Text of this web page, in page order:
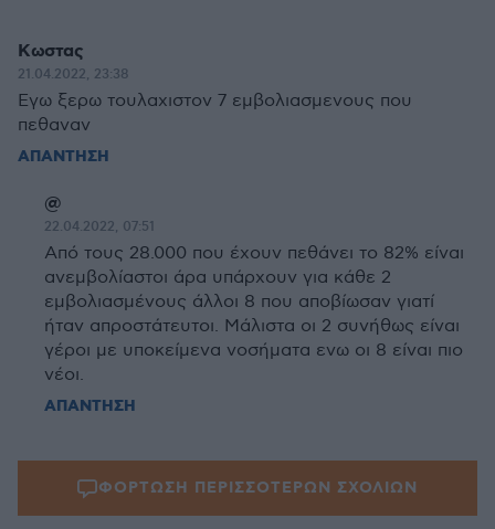
Κωστας
21.04.2022, 23:38
Εγω ξερω τουλαχιστον 7 εμβολιασμενους που
πεθαναν
ΑΠΑΝΤΗΣΗ
@
22.04.2022, 07:51
Από τους 28.000 που έχουν πεθάνει το 82% είναι
ανεμβολίαστοι άρα υπάρχουν για κάθε 2
εμβολιασμένους άλλοι 8 που αποβίωσαν γιατί
ήταν απροστάτευτοι. Μάλιστα οι 2 συνήθως είναι
γέροι με υποκείμενα νοσήματα ενω οι 8 είναι πιο
νέοι.
ΑΠΑΝΤΗΣΗ
ΦΟΡΤΩΣΗ ΠΕΡΙΣΣΟΤΕΡΩΝ ΣΧΟΛΙΩΝ